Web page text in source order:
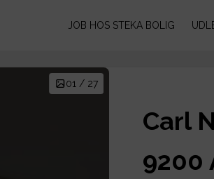
JOB HOS STEKA BOLIG
01 / 27
Carl
9200